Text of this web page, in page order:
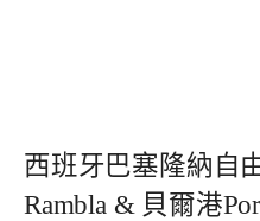
西班牙巴塞隆納自
Rambla & 貝爾港